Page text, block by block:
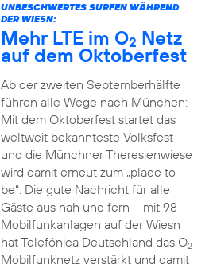
UNBESCHWERTES SURFEN WÄHREND
DER WIESN:
Mehr LTE im O2 Netz
auf dem Oktoberfest
Ab der zweiten Septemberhälfte
führen alle Wege nach München:
Mit dem Oktoberfest startet das
weltweit bekannteste Volksfest
und die Münchner Theresienwiese
wird damit erneut zum „place to
be“. Die gute Nachricht für alle
Gäste aus nah und fern – mit 98
Mobilfunkanlagen auf der Wiesn
hat Telefónica Deutschland das O2
Mobilfunknetz verstärkt und damit